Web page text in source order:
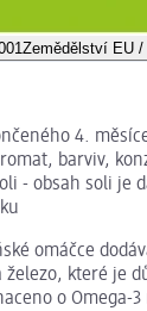
Zemědělství EU /
4.
barviv,
- obsah soli je
omáčce
železo, které je
o Omega-